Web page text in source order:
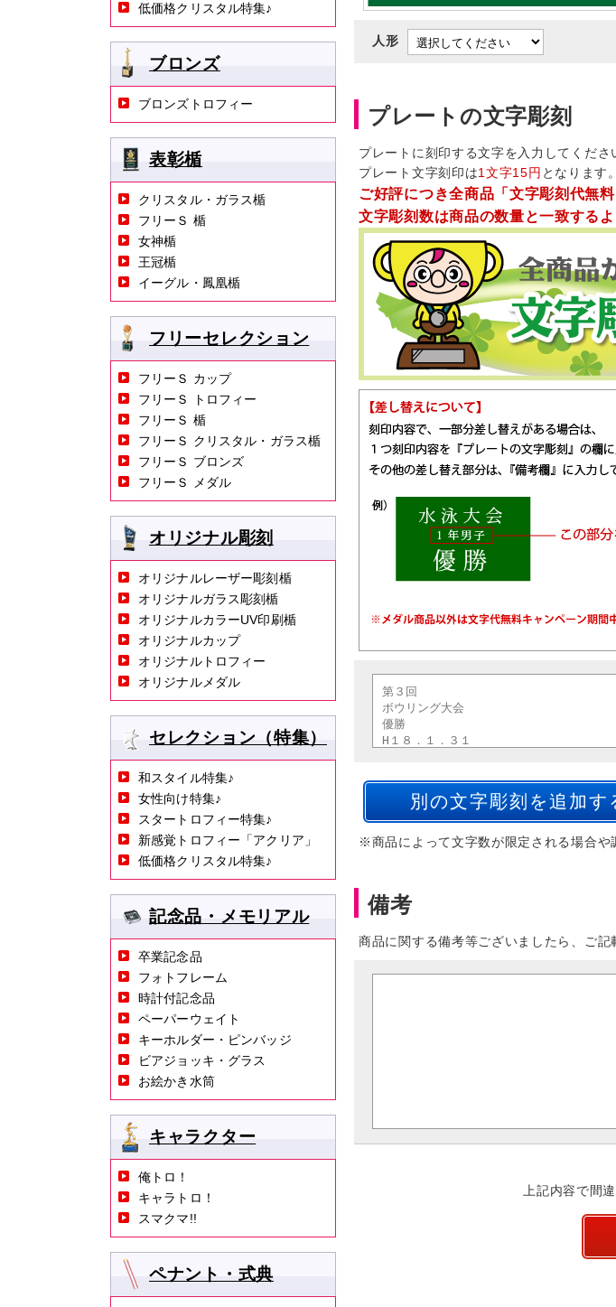
人形
プレートの文字彫刻
プレートに刻印する文字を入力してくだ
プレート文字刻印は1文字15円 となります
ご好評につき全商品「文字彫刻代無
文字彫刻数は商品の数量と一致する
※商品によって文字数が限定される場合や
備考
商品に関する備考等ございましたら、ご記
上記内容で間
低価格クリスタル特集♪
ブロンズ
ブロンズトロフィー
表彰楯
クリスタル・ガラス楯
フリーＳ 楯
女神楯
王冠楯
イーグル・鳳凰楯
フリーセレクション
フリーＳ カップ
フリーＳ トロフィー
フリーＳ 楯
フリーＳ クリスタル・ガラス楯
フリーＳ ブロンズ
フリーＳ メダル
オリジナル彫刻
オリジナルレーザー彫刻楯
オリジナルガラス彫刻楯
オリジナルカラーUV印刷楯
オリジナルカップ
オリジナルトロフィー
オリジナルメダル
セレクション（特集）
和スタイル特集♪
女性向け特集♪
スタートロフィー特集♪
新感覚トロフィー「アクリア」
低価格クリスタル特集♪
記念品・メモリアル
卒業記念品
フォトフレーム
時計付記念品
ペーパーウェイト
キーホルダー・ピンバッジ
ビアジョッキ・グラス
お絵かき水筒
キャラクター
俺トロ！
キャラトロ！
スマクマ!!
ペナント・式典